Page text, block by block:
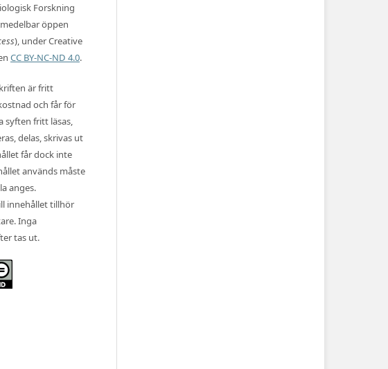
Forskning
öppen
), under Creative
CC BY-NC-ND 4.0.
är fritt
och får för
syften fritt läsas,
delas, skrivas ut
får dock inte
används måste
anges.
innehållet tillhör
Inga
tas ut.